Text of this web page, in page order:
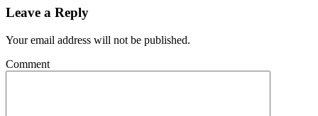
Leave a Reply
Your email address will not be published.
Comment